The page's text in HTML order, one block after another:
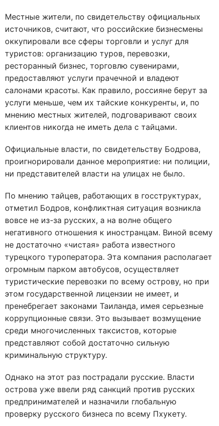
Местные жители, по свидетельству официальных
источников, считают, что российские бизнесмены
оккупировали все сферы торговли и услуг для
туристов: организацию туров, перевозки,
ресторанный бизнес, торговлю сувенирами,
предоставляют услуги прачечной и владеют
салонами красоты. Как правило, россияне берут за
услуги меньше, чем их тайские конкуренты, и, по
мнению местных жителей, подговаривают своих
клиентов никогда не иметь дела с тайцами.
Официальные власти, по свидетельству Бодрова,
проигнорировали данное мероприятие: ни полиции,
ни представителей власти на улицах не было.
По мнению тайцев, работающих в госструктурах,
отметил Бодров, конфликтная ситуация возникла
вовсе не из-за русских, а на волне общего
негативного отношения к иностранцам. Виной всему
не достаточно «чистая» работа известного
турецкого туроператора. Эта компания располагает
огромным парком автобусов, осуществляет
туристические перевозки по всему острову, но при
этом государственной лицензии не имеет, и
пренебрегает законами Таиланда, имея серьезные
коррупционные связи. Это вызывает возмущение
среди многочисленных таксистов, которые
представляют собой достаточно сильную
криминальную структуру.
Однако на этот раз пострадали русские. Власти
острова уже ввели ряд санкций против русских
предпринимателей и назначили глобальную
проверку русского бизнеса по всему Пхукету.